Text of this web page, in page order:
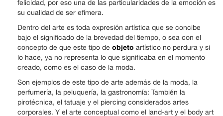
felicidad, por eso una de las particularidades de la emoción es
su cualidad de ser efímera.
Dentro del arte es toda expresión artística que se concibe
bajo el significado de la brevedad del tiempo, o sea con el
concepto de que este tipo de objeto artístico no perdura y si
lo hace, ya no representa lo que significaba en el momento
creado, como es el caso de la moda.
Son ejemplos de este tipo de arte además de la moda, la
perfumería, la peluquería, la gastronomía: También la
pirotécnica, el tatuaje y el piercing considerados artes
corporales. Y el arte conceptual como el land-art y el body art